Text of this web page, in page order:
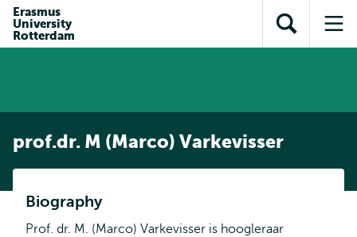
inhoud
Direct naar
subnavigatie
Erasmus
University
Rotterdam
Toon
zoekveld
prof.dr. M (Marco) Varkevisser
Biography
Prof. dr. M. (Marco) Varkevisser is hoogleraar